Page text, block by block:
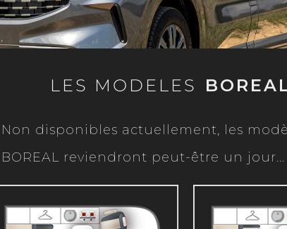
Non disponibles actuellement, les
BOREAL reviendront peut-être un jour...
LES MODELES